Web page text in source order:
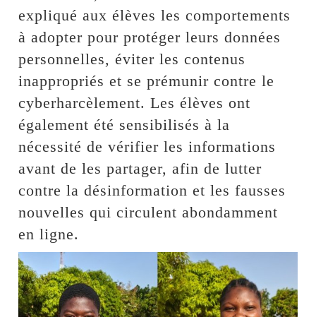
expliqué aux élèves les comportements
à adopter pour protéger leurs données
personnelles, éviter les contenus
inappropriés et se prémunir contre le
cyberharcèlement. Les élèves ont
également été sensibilisés à la
nécessité de vérifier les informations
avant de les partager, afin de lutter
contre la désinformation et les fausses
nouvelles qui circulent abondamment
en ligne.